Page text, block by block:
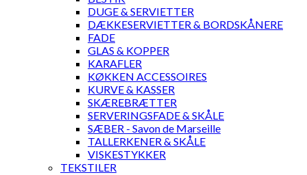
DUGE & SERVIETTER
DÆKKESERVIETTER & BORDSKÅNERE
FADE
GLAS & KOPPER
KARAFLER
KØKKEN ACCESSOIRES
KURVE & KASSER
SKÆREBRÆTTER
SERVERINGSFADE & SKÅLE
SÆBER - Savon de Marseille
TALLERKENER & SKÅLE
VISKESTYKKER
TEKSTILER